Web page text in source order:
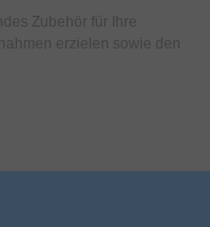
Zubehör für Ihre
erzielen sowie den